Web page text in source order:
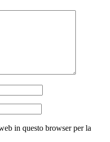
in questo browser per la